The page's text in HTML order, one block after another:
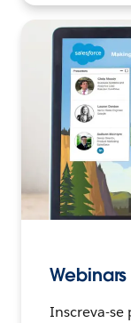
Inscreva-se